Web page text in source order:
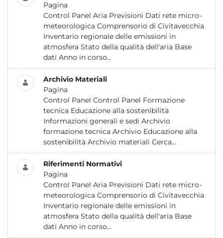
Pagina
Control Panel Aria Previsioni Dati rete micro-
meteorologica Comprensorio di Civitavecchia
Inventario regionale delle emissioni in
atmosfera Stato della qualità dell'aria Base
dati Anno in corso...
Archivio Materiali
Pagina
Control Panel Control Panel Formazione
tecnica Educazione alla sostenibilità
Informazioni generali e sedi Archivio
formazione tecnica Archivio Educazione alla
sostenibilità Archivio materiali Cerca...
Riferimenti Normativi
Pagina
Control Panel Aria Previsioni Dati rete micro-
meteorologica Comprensorio di Civitavecchia
Inventario regionale delle emissioni in
atmosfera Stato della qualità dell'aria Base
dati Anno in corso...